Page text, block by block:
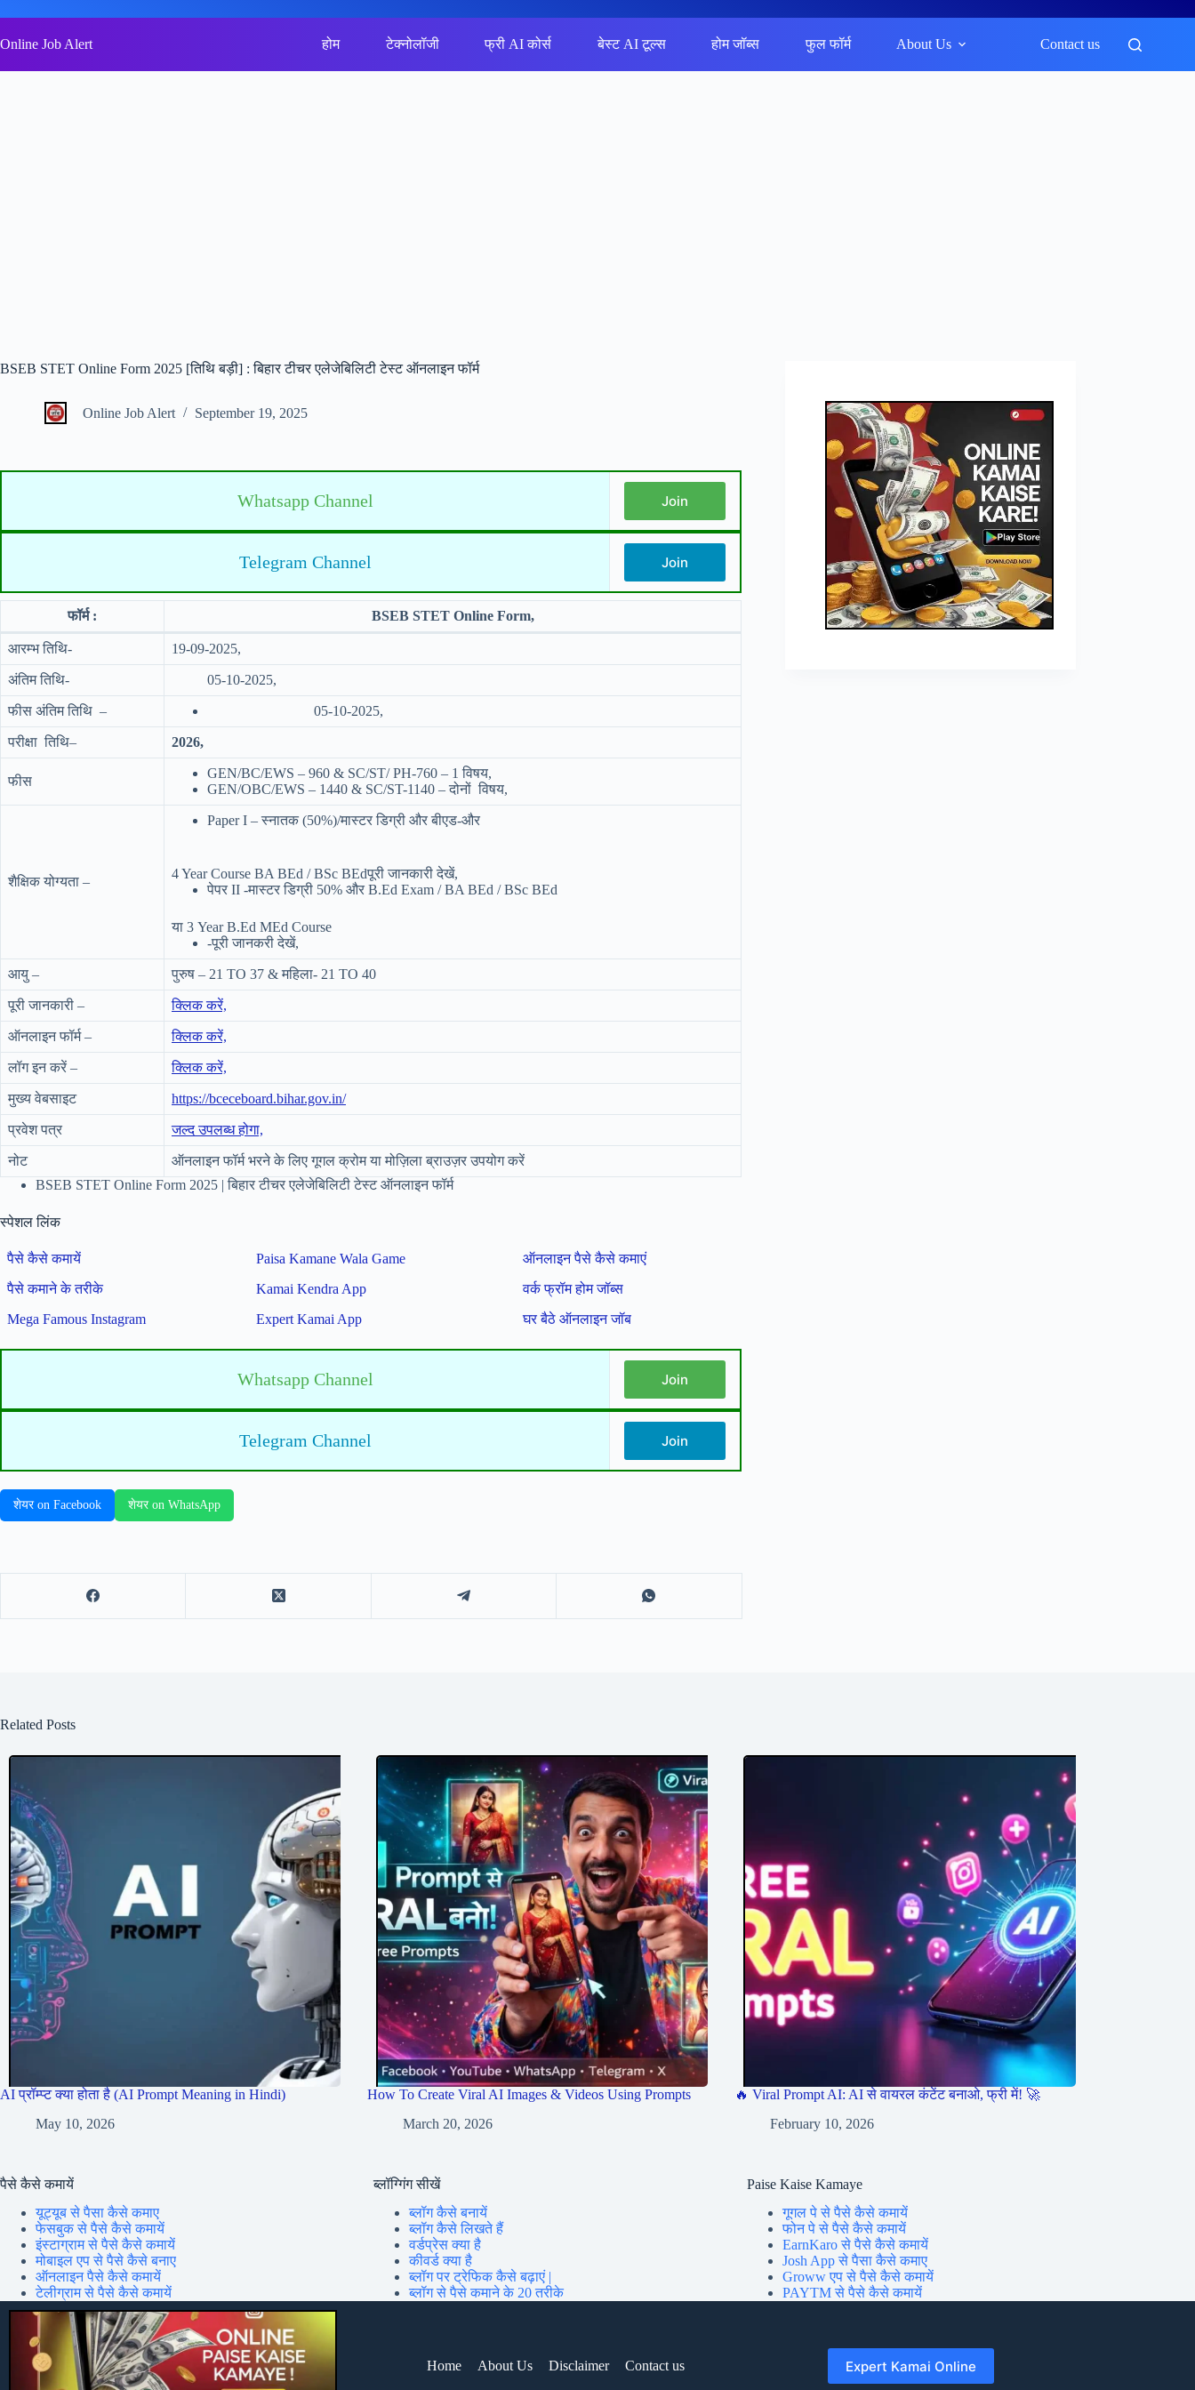
to
content
Online Job Alert होम टेक्नोलॉजी फ्री AI कोर्स बेस्ट AI टूल्स होम जॉब्स फुल फॉर्म About Us Contact us
BSEB STET Online Form 2025 [तिथि बड़ी] : बिहार टीचर एलेजेबिलिटी टेस्ट ऑनलाइन फॉर्म
Online Job Alert September 19, 2025
Whatsapp Channel Join
Telegram Channel Join
फॉर्म : BSEB STET Online Form,
आरम्भ तिथि- 19-09-2025,
अंतिम तिथि- 05-10-2025,
फीस अंतिम तिथि – 05-10-2025,
परीक्षा तिथि– 2026,
फीस
GEN/BC/EWS – 960 & SC/ST/ PH-760 – 1 विषय,
GEN/OBC/EWS – 1440 & SC/ST-1140 – दोनों विषय,
शैक्षिक योग्यता –
Paper I – स्नातक (50%)/मास्टर डिग्री और बीएड-और
4 Year Course BA BEd / BSc BEdपूरी जानकारी देखें,
पेपर II -मास्टर डिग्री 50% और B.Ed Exam / BA BEd / BSc BEd
या 3 Year B.Ed MEd Course
-पूरी जानकरी देखें,
आयु – पुरुष – 21 TO 37 & महिला- 21 TO 40
पूरी जानकारी – क्लिक करें,
ऑनलाइन फॉर्म – क्लिक करें,
लॉग इन करें – क्लिक करें,
मुख्य वेबसाइट https://bceceboard.bihar.gov.in/
प्रवेश पत्र जल्द उपलब्ध होगा,
नोट
ऑनलाइन फॉर्म भरने के लिए गूगल क्रोम या मोज़िला ब्राउज़र उपयोग करें
BSEB STET Online Form 2025 | बिहार टीचर एलेजेबिलिटी टेस्ट ऑनलाइन फॉर्म
स्पेशल लिंक
पैसे कैसे कमायें Paisa Kamane Wala Game
ऑनलाइन पैसे कैसे कमाएं
पैसे कमाने के तरीके
Kamai Kendra App
वर्क फ्रॉम होम जॉब्स
Mega Famous Instagram
Expert Kamai App घर बैठे ऑनलाइन जॉब
Whatsapp Channel Join
Telegram Channel Join
शेयर on Facebook शेयर on WhatsApp
Related Posts
AI प्रॉम्प्ट क्या होता है (AI Prompt Meaning in Hindi)
May 10, 2026
How To Create Viral AI Images & Videos Using Prompts
March 20, 2026
🔥 Viral Prompt AI: AI से वायरल कंटेंट बनाओ, फ्री में! 🚀
February 10, 2026
पैसे कैसे कमायें
यूट्यूब से पैसा कैसे कमाए
फेसबुक से पैसे कैसे कमायें
इंस्टाग्राम से पैसे कैसे कमायें
मोबाइल एप से पैसे कैसे बनाए
ऑनलाइन पैसे कैसे कमायें
टेलीग्राम से पैसे कैसे कमायें
ब्लॉग्गिंग सीखें
ब्लॉग कैसे बनायें
ब्लॉग कैसे लिखते हैं
वर्डप्रेस क्या है
कीवर्ड क्या है
ब्लॉग पर ट्रेफिक कैसे बढ़ाएं |
ब्लॉग से पैसे कमाने के 20 तरीके
Paise Kaise Kamaye
गूगल पे से पैसे कैसे कमायें
फोन पे से पैसे कैसे कमायें
EarnKaro से पैसे कैसे कमायें
Josh App से पैसा कैसे कमाए
Groww एप से पैसे कैसे कमायें
PAYTM से पैसे कैसे कमायें
Home About Us Disclaimer Contact us Expert Kamai Online